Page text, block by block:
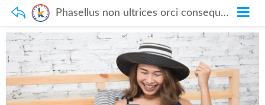
Phasellus non ultrices orci consequat odio